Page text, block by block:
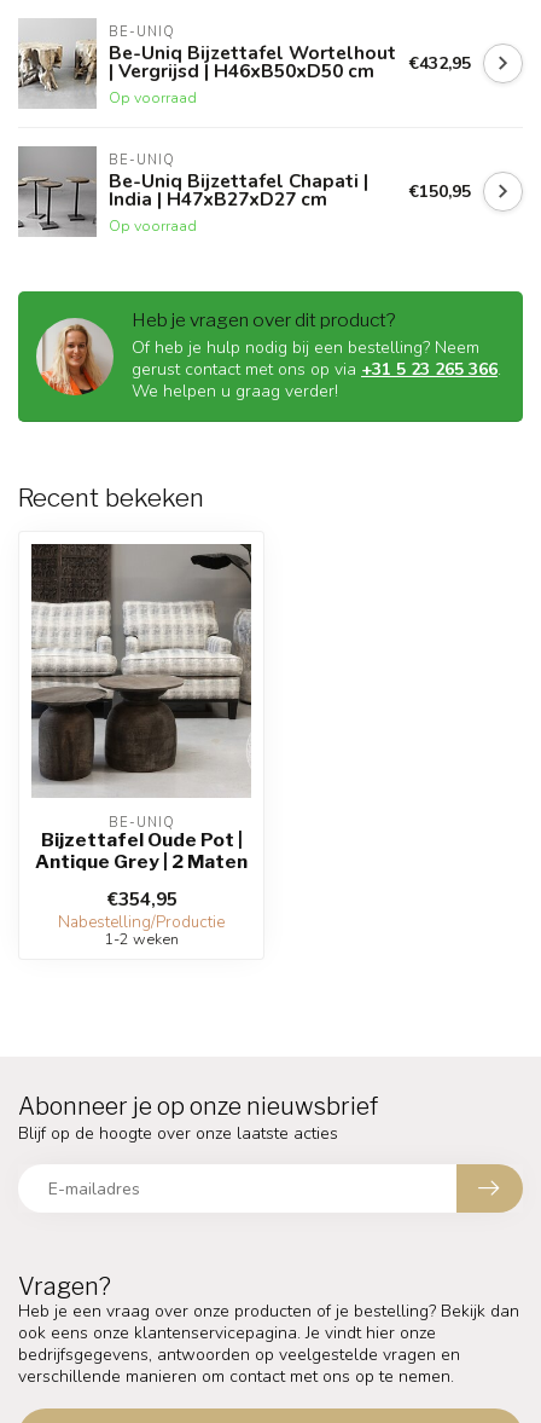
BE-UNIQ
Be-Uniq Bijzettafel Wortelhout
| Vergrijsd | H46xB50xD50 cm
Op voorraad
€432,95
BE-UNIQ
Be-Uniq Bijzettafel Chapati |
India | H47xB27xD27 cm
Op voorraad
€150,95
Heb je vragen over dit product?
Of heb je hulp nodig bij een bestelling? Neem
gerust contact met ons op via +31 5 23 265 366.
We helpen u graag verder!
Recent bekeken
BE-UNIQ
Bijzettafel Oude Pot |
Antique Grey | 2 Maten
€354,95
Nabestelling/Productie
1-2 weken
Vragen?
Heb je een vraag over onze producten of je bestelling? Bekijk dan
ook eens onze klantenservicepagina. Je vindt hier onze
bedrijfsgegevens, antwoorden op veelgestelde vragen en
verschillende manieren om contact met ons op te nemen.
Abonneer je op onze nieuwsbrief
Blijf op de hoogte over onze laatste acties